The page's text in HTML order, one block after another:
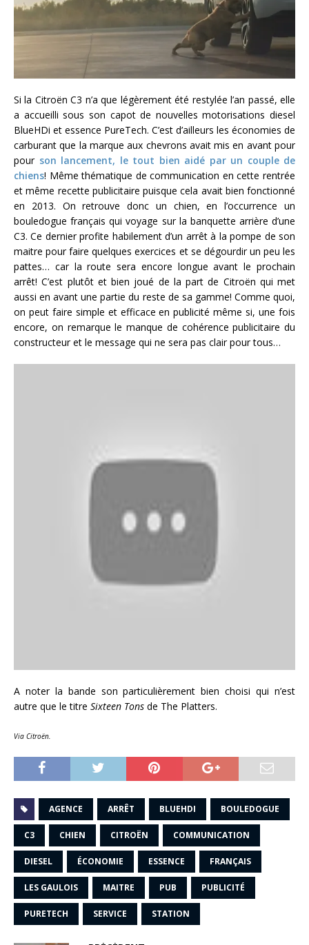
Si la Citroën C3 n’a que légèrement été restylée l’an passé, elle
a accueilli sous son capot de nouvelles motorisations diesel
BlueHDi et essence PureTech. C’est d’ailleurs les économies de
carburant que la marque aux chevrons avait mis en avant pour
pour son lancement, le tout bien aidé par un couple de
chiens! Même thématique de communication en cette rentrée
et même recette publicitaire puisque cela avait bien fonctionné
en 2013. On retrouve donc un chien, en l’occurrence un
bouledogue français qui voyage sur la banquette arrière d’une
C3. Ce dernier profite habilement d’un arrêt à la pompe de son
maitre pour faire quelques exercices et se dégourdir un peu les
pattes… car la route sera encore longue avant le prochain
arrêt! C’est plutôt et bien joué de la part de Citroën qui met
aussi en avant une partie du reste de sa gamme! Comme quoi,
on peut faire simple et efficace en publicité même si, une fois
encore, on remarque le manque de cohérence publicitaire du
constructeur et le message qui ne sera pas clair pour tous…
A noter la bande son particulièrement bien choisi qui n’est
autre que le titre Sixteen Tons de The Platters.
Via Citroën.
AGENCE ARRÊT BLUEHDI BOULEDOGUE
C3 CHIEN CITROËN COMMUNICATION
DIESEL ÉCONOMIE ESSENCE FRANÇAIS
LES GAULOIS MAITRE PUB PUBLICITÉ
PURETECH SERVICE STATION